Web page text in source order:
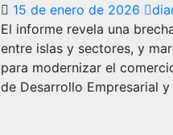
15 de enero de 2026
El informe revela una
entre islas y sectores, y
para modernizar el
de Desarrollo Empresarial